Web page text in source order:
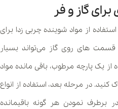
گاز و فر
از مواد شوینده چربی زدا برای
های روی گاز می‌تواند بسیار
از یک پارچه مرطوب، باقی مانده مواد
کنید. در مرحله بعد، استفاده از انواع
برطرف نمودن هر گونه باقیمانده